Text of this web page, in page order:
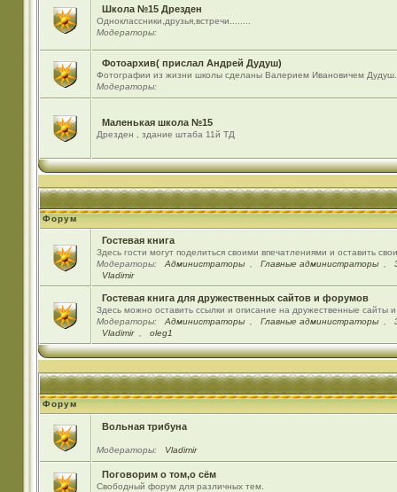
Школа №15 Дрезден
Одноклассники,друзья,встречи........
Модераторы:
Фотоархив( прислал Андрей Дудуш)
Фотографии из жизни школы сделаны Валерием Ивановичем Дудуш.
Модераторы:
Маленькая школа №15
Дрезден , здание штаба 11й ТД
Форум
Гостевая книга
Здесь гости могут поделиться своими впечатлениями и оставить
Модераторы:
Администраторы Главные администраторы
Vladimir
Гостевая книга для дружественных сайтов и форумов
Здесь можно оставить ссылки и описание на дружественные сайты
Модераторы:
Администраторы Главные администраторы
Vladimir
oleg1
Форум
Вольная трибуна
Модераторы: Vladimir
Поговорим о том,о сём
Свободный форум для различных тем.